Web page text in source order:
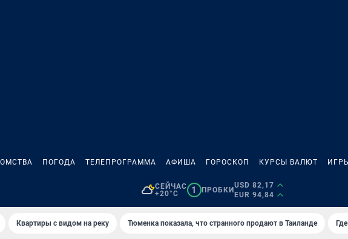
ПОГОДА ТЕЛЕПРОГРАММА АФИША ГОРОСКОП КУРСЫ ВАЛЮТ
СЕЙЧАС
+20°C
1 ПРОБКИ
USD 82,17
EUR 94,84
Квартиры с видом на реку Тюменка показала, что странного продают в Таиланде